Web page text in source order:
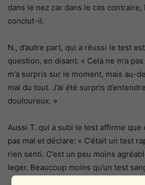
dans le nez car dans le cas
conclut-il.
N., d’autre part, qui a réussi le test
question, en disant: « Cela ne m’a
m’a surpris sur le moment, mais au-
mal du tout. J’ai été surpris
douloureux. »
Aussi T. qui a subi le test affirme que
pas mal et déclare: « C’était un test
rien senti. C’est un peu moins
leger. Beaucoup moins qu’un test